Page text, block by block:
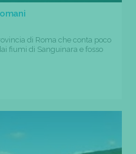
di Roma che conta poco
fiumi di Sanguinara e fosso